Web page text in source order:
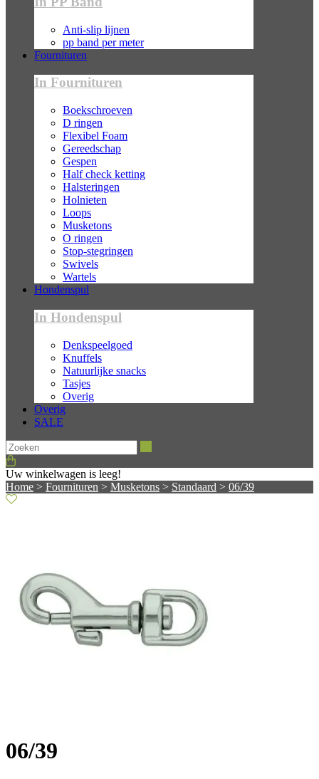
Anti-slip lijnen
pp band per meter
Fournituren
In Fournituren
Boekschroeven
D ringen
Flexibel Foam
Gereedschap
Gespen
Half check ketting
Halsteringen
Holnieten
Loops
Musketons
O ringen
Stop-stegringen
Swivels
Wartels
Hondenspul
In Hondenspul
Denkspeelgoed
Knuffels
Natuurlijke snacks
Tasjes
Overig
Overig
SALE
Uw winkelwagen is leeg!
Home > Fournituren > Musketons > Standaard > 06/39
06/39